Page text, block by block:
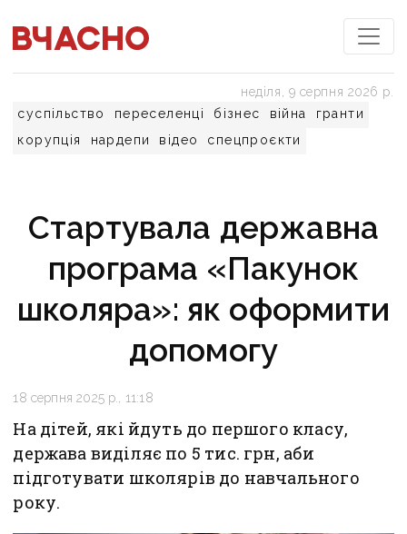
суспільство переселенці бізнес війна
гранти
корупція
нардепи відео спецпроєкти
неділя, 9 серпня 2026 р.
Стартувала державна
програма «Пакунок
школяра»: як оформити
допомогу
18 серпня 2025 р., 11:18
На дітей, які йдуть до першого класу,
держава виділяє по 5 тис. грн, аби
підготувати школярів до навчального
року.